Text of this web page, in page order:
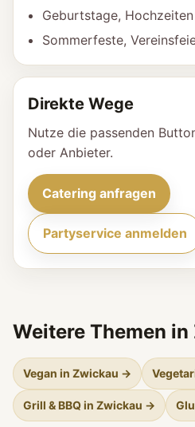
Geburtstage,
Sommerfeste,
Direkte Wege
Nutze die passenden
oder Anbieter.
Catering anfragen
Partyservice anmelden
Weitere Themen
Vegan in Zwickau →
Grill & BBQ in Zwickau →